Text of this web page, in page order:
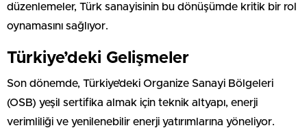
düzenlemeler, Türk sanayisinin bu dönüşümde kritik bir rol
oynamasını sağlıyor.
Türkiye’deki Gelişmeler
Son dönemde, Türkiye’deki Organize Sanayi Bölgeleri
(OSB) yeşil sertifika almak için teknik altyapı, enerji
verimliliği ve yenilenebilir enerji yatırımlarına yöneliyor.